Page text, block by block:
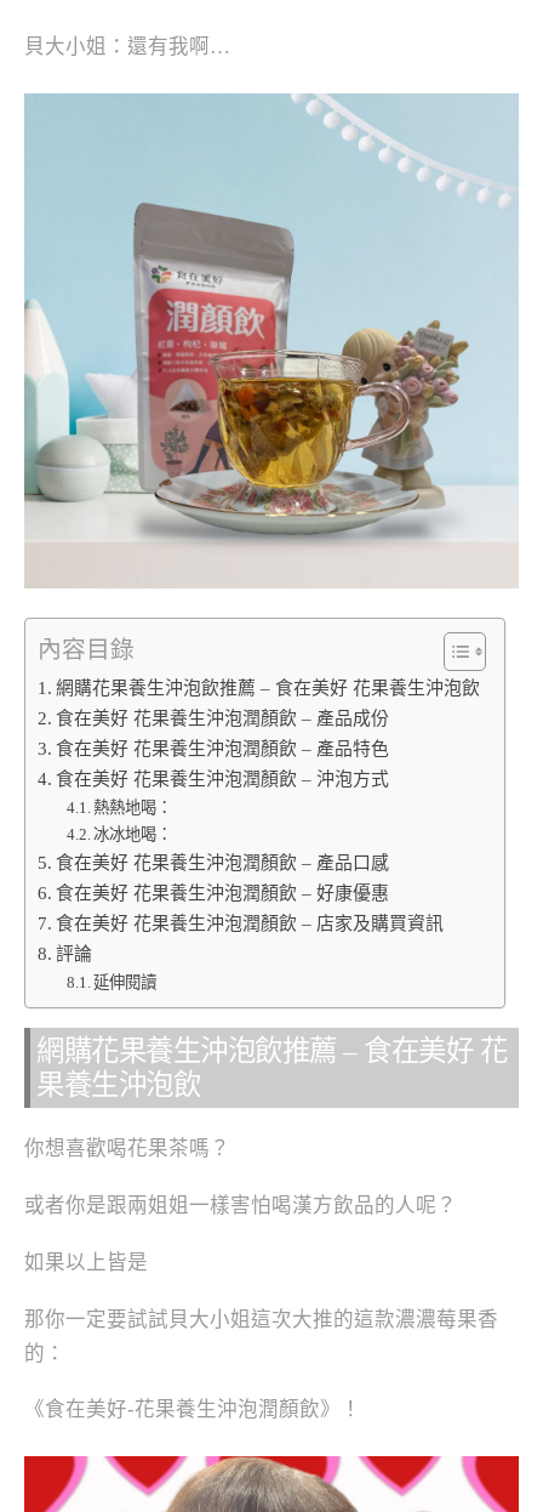
貝大小姐：還有我啊…
內容目錄
網購花果養生沖泡飲推薦 – 食在美好 花果養生沖泡飲
食在美好 花果養生沖泡潤顏飲 – 產品成份
食在美好 花果養生沖泡潤顏飲 – 產品特色
食在美好 花果養生沖泡潤顏飲 – 沖泡方式
熱熱地喝：
冰冰地喝：
食在美好 花果養生沖泡潤顏飲 – 產品口感
食在美好 花果養生沖泡潤顏飲 – 好康優惠
食在美好 花果養生沖泡潤顏飲 – 店家及購買資訊
評論
延伸閱讀
網購花果養生沖泡飲推薦 – 食在美好 花
果養生沖泡飲
你想喜歡喝花果茶嗎？
或者你是跟兩姐姐一樣害怕喝漢方飲品的人呢？
如果以上皆是
那你一定要試試貝大小姐這次大推的這款濃濃莓果香
的：
《食在美好-花果養生沖泡潤顏飲》！